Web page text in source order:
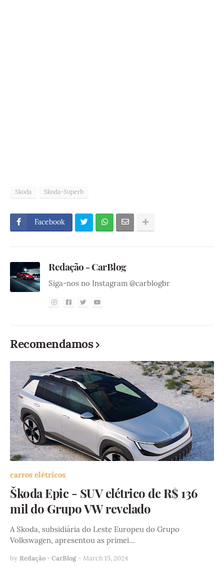
Skoda Skoda-Superb
Facebook
Redação - CarBlog
Siga-nos no Instagram @carblogbr
Recomendamos
carros elétricos
Škoda Epic - SUV elétrico de R$ 136
mil do Grupo VW revelado
A Skoda, subsidiária do Leste Europeu do Grupo
Volkswagen, apresentou as primei…
by Redação - CarBlog - March 15, 2024